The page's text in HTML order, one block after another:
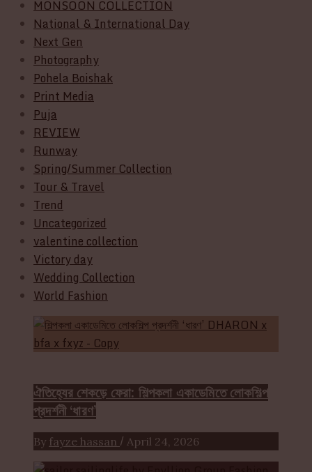
MONSOON COLLECTION
National & International Day
Next Gen
Photography
Pohela Boishak
Print Media
Puja
REVIEW
Runway
Spring/Summer Collection
Tour & Travel
Trend
Uncategorized
valentine collection
Victory day
Wedding Collection
World Fashion
ঐতিহ্যের শেকড়ে ফেরা: শিল্পকলা একাডেমিতে লোকশিল্প
প্রদর্শনী ‘ধারণ’
By fayze hassan / April 24, 2026